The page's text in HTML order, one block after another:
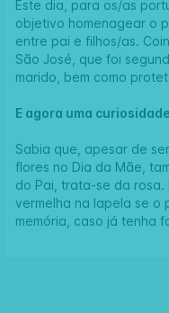
Este dia, para os/as
objetivo homenagear o
entre pai e filhos/as.
São José, que foi
marido, bem como
E agora uma
Sabia que, apesar de
flores no Dia da Mãe,
do Pai, trata-se da rosa.
vermelha na lapela se o
memória, caso já tenha